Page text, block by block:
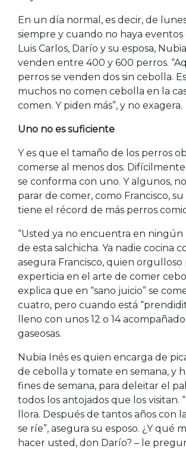
En un día normal, es decir, de
siempre y cuando no haya eventos
Luis Carlos, Darío y su esposa,
venden entre 400 y 600 perros.
perros se venden dos sin cebolla.
muchos no comen cebolla en la
comen. Y piden más”, y no exagera.
Uno no es suficiente
Y es que el tamaño de los perros
comerse al menos dos.
se conforma con uno. Y algunos,
parar de comer, como Francisco,
tiene el récord de más perros
“Usted ya no encuentra en ningún
de esta salchicha. Ya nadie cocina
asegura Francisco, quien orgulloso
experticia en el arte de comer
explica que en “sano juicio” se
cuatro, pero cuando está
lleno con unos 12 o 14
gaseosas.
Nubia Inés es quien encarga de
de cebolla y tomate en semana, y
fines de semana, para deleitar el
todos los antojados que los visitan.
llora. Después de tantos años con
se ríe”, asegura su esposo. ¿Y qué
hacer usted, don Darío? – le